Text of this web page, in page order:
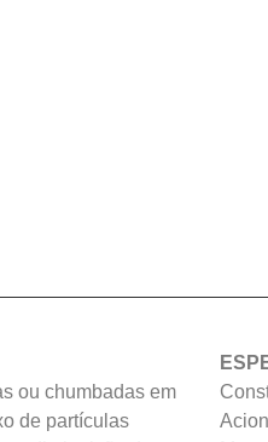
ou chumbadas em
de partículas